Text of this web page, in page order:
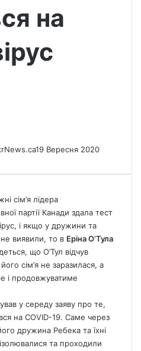
на
19 Вересня 2020
сім’я лідера
партії Канади здала тест
і якщо у дружини та
не виявили, то в Еріна О’Тула
що О’Тул відчув
сім’я не заразилася, а
і продовжуватиме
у середу заяву про те,
на COVID-19. Саме через
дружина Ребека та їхні
та проходили